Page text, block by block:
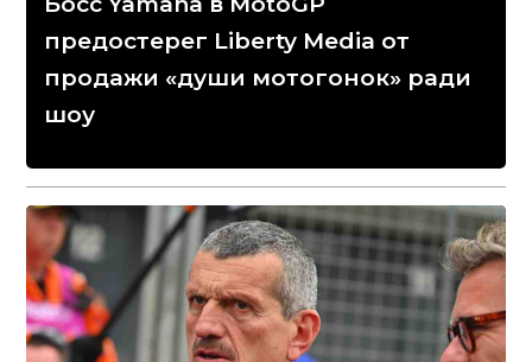
предостерег Liberty Media от
продажи «души мотогонок» ради
шоу